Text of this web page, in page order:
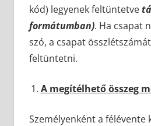
kód) legyenek feltüntetve
formátumban). Ha csapat
szó, a csapat
feltüntetni.
A megítélhető összeg
Személyenként a félévente